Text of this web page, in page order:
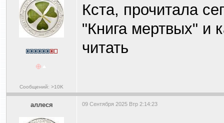
Сообщений: >10K
Кста, прочитала
"Книга мертвых" и
читать
аллеся 09 Сентября 2025 Втр 2:14:23